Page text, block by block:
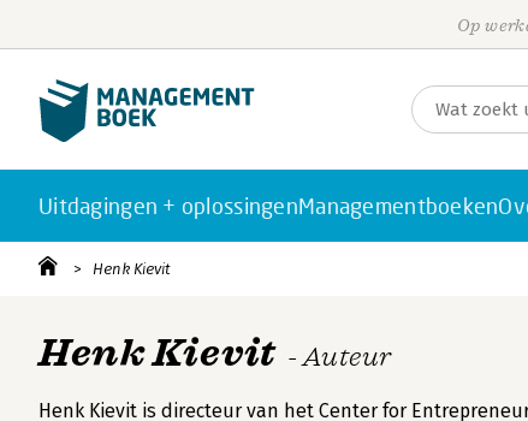
Op
Uitdagingen + oplossingenManagementboeken
Henk Kievit
Henk Kievit - Auteur
Henk Kievit is directeur van het Center for